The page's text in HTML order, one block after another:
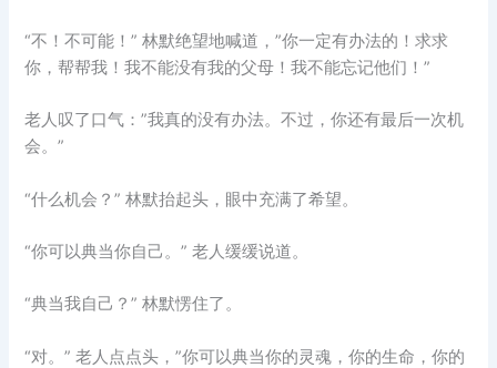
“不！不可能！” 林默绝望地喊道，”你一定有办法的！求求
你，帮帮我！我不能没有我的父母！我不能忘记他们！”
老人叹了口气：”我真的没有办法。不过，你还有最后一次机
会。”
“什么机会？” 林默抬起头，眼中充满了希望。
“你可以典当你自己。” 老人缓缓说道。
“典当我自己？” 林默愣住了。
“对。” 老人点点头，”你可以典当你的灵魂，你的生命，你的